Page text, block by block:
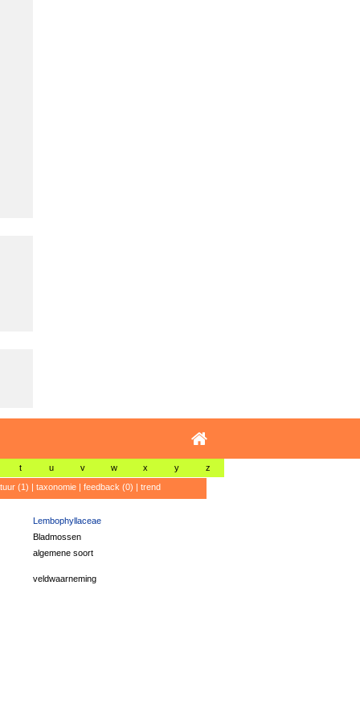
t u v w x y z
(1) | taxonomie| feedback (0) | trend
Lembophyllaceae
Bladmossen
algemene soort
veldwaarneming